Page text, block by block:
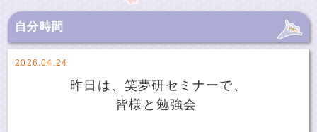
自分時間
2026.04.24
昨日は、笑夢研セミナーで、
皆様と勉強会